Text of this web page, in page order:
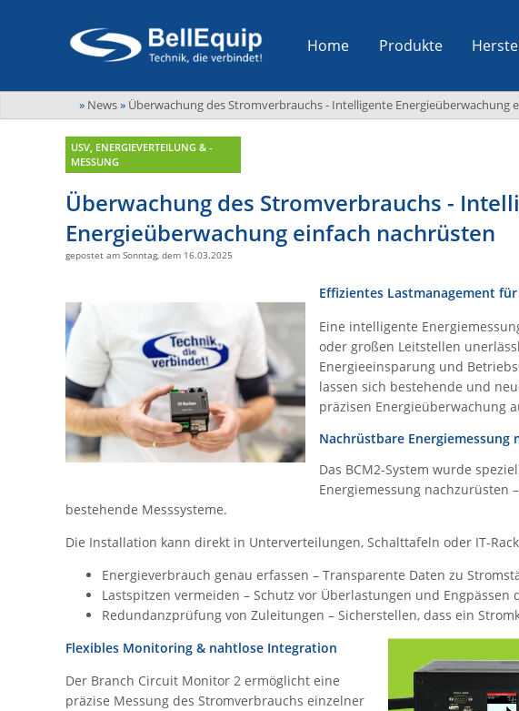
Home Produkte
» News» Überwachung des Stromverbrauchs - Intelligente Energieüberwachung
USV, ENERGIEVERTEILUNG & -
MESSUNG
Überwachung des Stromverbrauchs -
Energieüberwachung einfach nachrüsten
gepostet am Sonntag, dem 16.03.2025
Effizientes Lastmanagement
Eine intelligente
oder großen Leitstellen
Energieeinsparung und
lassen sich bestehende und
präzisen Energieüberwachung
Nachrüstbare
Das BCM2-System wurde
Energiemessung nachzurüsten
bestehende Messsysteme.
Die Installation kann direkt in Unterverteilungen, Schalttafeln oder IT-
Energieverbrauch genau erfassen – Transparente Daten zu
Lastspitzen vermeiden – Schutz vor Überlastungen und
Redundanzprüfung von Zuleitungen – Sicherstellen, dass ein
Flexibles Monitoring & nahtlose Integration
Der Branch Circuit Monitor 2 ermöglicht eine
präzise Messung des Stromverbrauchs einzelner